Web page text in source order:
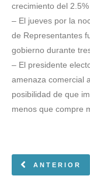
crecimiento del
– El jueves por la
de Representantes
gobierno durante
– El presidente
amenaza comercial
posibilidad de que
menos que compre
ANTERIOR